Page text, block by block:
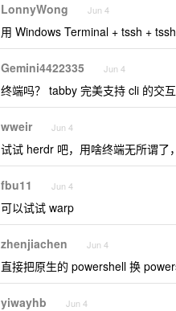
LonnyWong Jun 4
用 Windows Terminal + tssh +
Gemini4422335 Jun 4
终端吗？ tabby 完美支持 cli 的交
wweir Jun 4
试试 herdr 吧，用啥终端无所谓了
fbu11 Jun 4
可以试试 warp
zhenjiachen Jun 4
直接把原生的 powershell 换
yiwayhb Jun 4